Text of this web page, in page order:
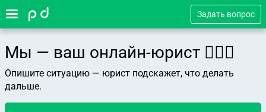
Задать вопрос
Мы — ваш онлайн-юрист 👨🏻‍⚖️
Опишите ситуацию — юрист подскажет, что делать
дальше.